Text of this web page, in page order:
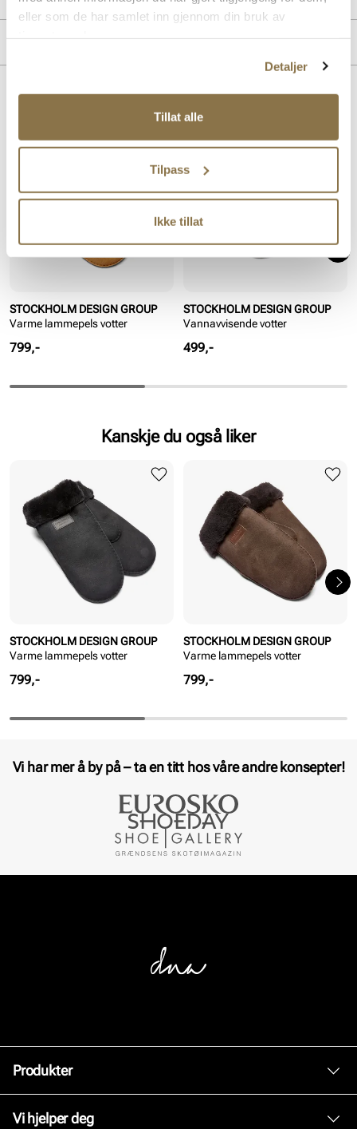
eller som de har samlet inn gjennom din bruk av
Detaljer
Tillat alle
Tilpass
Ikke tillat
MERKE
STOCKHOLM DESIGN GROUP
Varme lammepels votter
Pris
799,-
STOCKHOLM DESIGN GROUP
Vannavvisende votter
Pris
499,-
Kanskje du også liker
STOCKHOLM DESIGN GROUP
Varme lammepels votter
Pris
799,-
STOCKHOLM DESIGN GROUP
Varme lammepels votter
Pris
799,-
Vi har mer å by på – ta en titt hos våre andre konsepter!
Produkter
Vi hjelper deg